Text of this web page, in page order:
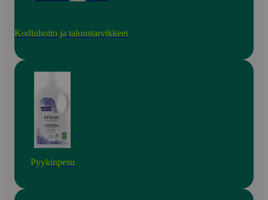
Kodinhoito ja taloustarvikkeet
Pyykinpesu